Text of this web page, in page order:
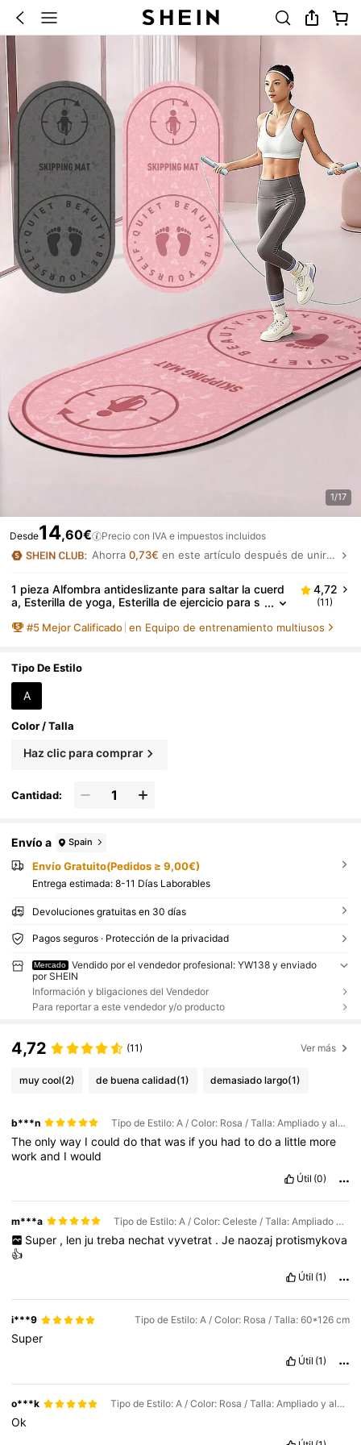
1/17
Desde14,60€ Precio con IVA e impuestos incluidos
Ahorra 0,73€ en este artículo después de unirte.
1 pieza Alfombra antideslizante para saltar la cuerd
a, Esterilla de yoga, Esterilla de ejercicio para s
erficie antideslizante, Adecuada para entrenamiento
4,72
(11)
#5 Mejor Calificado en Equipo de entrenamiento multiusos
Tipo De Estilo
A
Color / Talla
Haz clic para comprar
Cantidad:
Envío a Spain
Envío Gratuito(Pedidos ≥ 9,00€)
Entrega estimada: 8-11 Días Laborables
Devoluciones gratuitas en 30 días
Pagos seguros · Protección de la privacidad
Mercado
Vendido por el vendedor profesional: YW138 y enviado
por SHEIN
Información y bligaciones del Vendedor
Para reportar a este vendedor y/o producto
4,72 (11) Ver más
muy cool(2) de buena calidad(1) demasiado largo(1)
b***n Tipo de Estilo: A / Color: Rosa / Talla: Ampliado y alargado a 80 x 180 cm.
Theonlyway Icoulddothatwas ifyou hadtodoa little more
workand Iwould
Útil (0)
m***a Tipo de Estilo: A / Color: Celeste / Talla: Ampliado y alargado a 80 x 180 cm.
Super , len ju treba nechat vyvetrat . Je naozaj protismykova
👍
Útil (1)
i***9 Tipo de Estilo: A / Color: Rosa / Talla: 60*126 cm
Super
Útil (1)
o***k Tipo de Estilo: A / Color: Rosa / Talla: Ampliado y alargado a 80 x 180 cm.
Ok